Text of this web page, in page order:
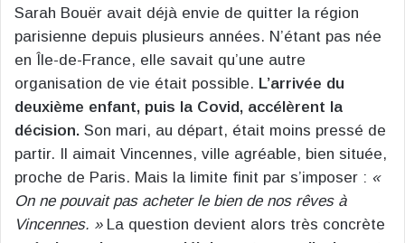
Sarah Bouër avait déjà envie de quitter la région
parisienne depuis plusieurs années. N’étant pas née
en Île-de-France, elle savait qu’une autre
organisation de vie était possible. L’arrivée du
deuxième enfant, puis la Covid, accélèrent la
décision. Son mari, au départ, était moins pressé de
partir. Il aimait Vincennes, ville agréable, bien située,
proche de Paris. Mais la limite finit par s’imposer : «
On ne pouvait pas acheter le bien de nos rêves à
Vincennes. »La question devient alors très concrète